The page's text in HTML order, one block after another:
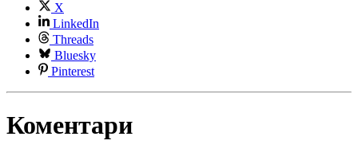
X
LinkedIn
Threads
Bluesky
Pinterest
Коментари